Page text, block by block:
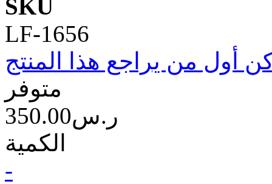
SKU
LF-1656
أول من يراجع هذا المنتج
متوفر
350.00ر.س‏
الكمية
-